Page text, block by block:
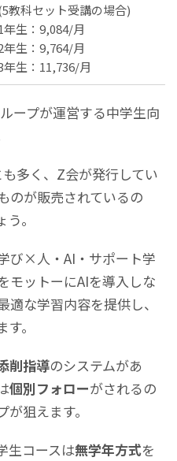
教科セット受講の場合)
年生：9,084/月
年生：9,764/月
年生：11,736/月
ープが運営する中学生向
多く、Z会が発行してい
のが販売されているの
。
び×人・AI・サポート学
モットーにAIを導入しな
な学習内容を提供し、
。
削指導のシステムがあ
個別フォローがされるの
狙えます。
生コースは無学年方式を